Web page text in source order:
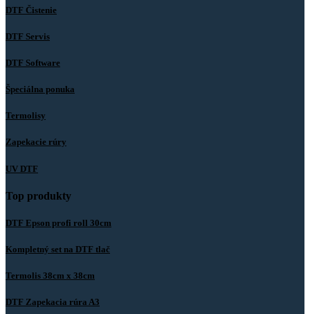
DTF Čistenie
DTF Servis
DTF Software
Špeciálna ponuka
Termolisy
Zapekacie rúry
UV DTF
Top produkty
DTF Epson profi roll 30cm
Kompletný set na DTF tlač
Termolis 38cm x 38cm
DTF Zapekacia rúra A3